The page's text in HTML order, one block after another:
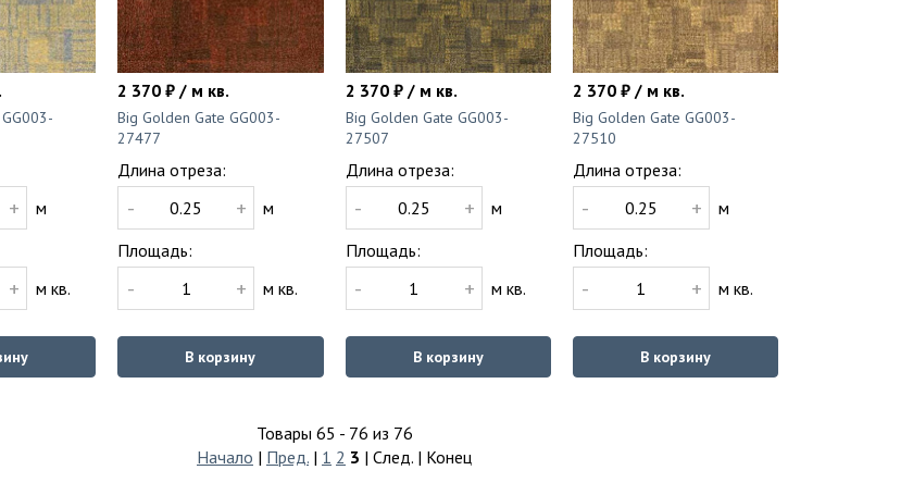
+
м
+ м кв.
2 370 ₽ / м кв.
Big Golden Gate GG003-
27477
Длина отреза:
- +
м
Площадь:
- + м кв.
В корзину
2 370 ₽ / м кв.
Big Golden Gate GG003-
27507
Длина отреза:
- +
м
Площадь:
- + м кв.
В корзину
2 370 ₽ / м кв.
Big Golden Gate GG003-
27510
Длина отреза:
- +
м
Площадь:
- + м кв.
В корзину
Товары 65 - 76 из 76
Начало | Пред. | 1 2 3 | След. | Конец